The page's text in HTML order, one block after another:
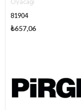
81904
₺657,06